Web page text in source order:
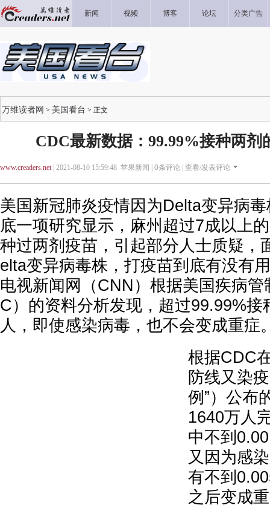
新闻 视频 博客 论坛 分类广告
万维读者网 > 美国看台 > 正文
CDC最新数据：99.99%接种两剂
www.creaders.net| 2021-08-10 15:59:48 苹果新闻 | 0条评论 | 查看/发表评论
美国新冠肺炎疫情因为Delta变异病
底一项研究显示，麻州超过7成以上
种过两剂疫苗，引起部分人士质疑，
elta变异病毒株，打疫苗到底有没有
电视新闻网（CNN）根据美国疾病
C）的资料分析发现，超过99.99%接
人，即使感染病毒，也不会变成重症
根据CDC
防线又染
例”）公布
1640万人
中不到
又因为感
有不到
之后变成